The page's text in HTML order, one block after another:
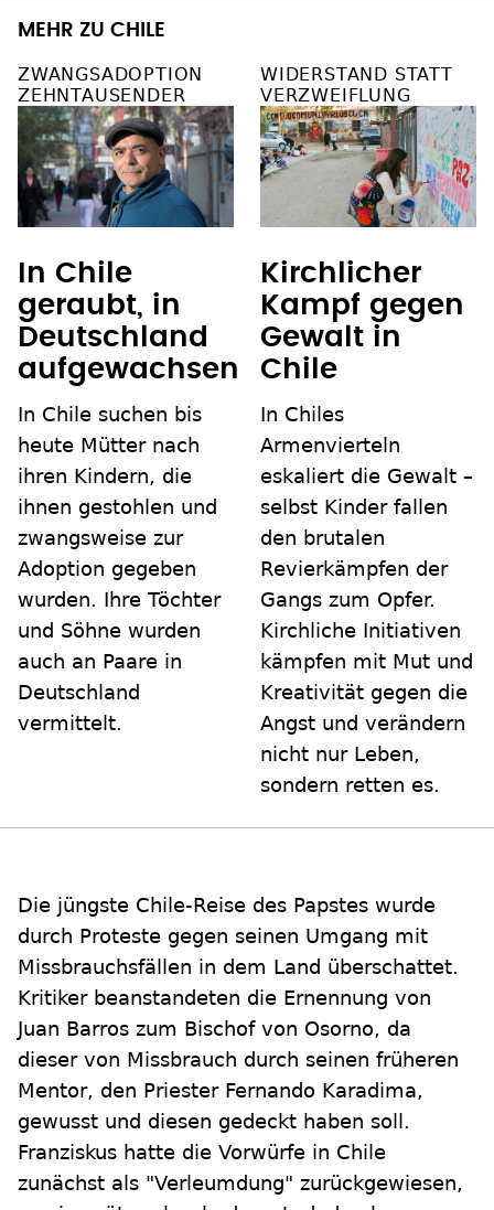
MEHR ZU CHILE
ZWANGSADOPTION
ZEHNTAUSENDER
In Chile
geraubt, in
Deutschland
aufgewachsen
In Chile suchen bis
heute Mütter nach
ihren Kindern, die
ihnen gestohlen und
zwangsweise zur
Adoption gegeben
wurden. Ihre Töchter
und Söhne wurden
auch an Paare in
Deutschland
vermittelt.
WIDERSTAND STATT
VERZWEIFLUNG
Kirchlicher
Kampf gegen
Gewalt in
Chile
In Chiles
Armenvierteln
eskaliert die Gewalt –
selbst Kinder fallen
den brutalen
Revierkämpfen der
Gangs zum Opfer.
Kirchliche Initiativen
kämpfen mit Mut und
Kreativität gegen die
Angst und verändern
nicht nur Leben,
sondern retten es.
Die jüngste Chile-Reise des Papstes wurde
durch Proteste gegen seinen Umgang mit
Missbrauchsfällen in dem Land überschattet.
Kritiker beanstandeten die Ernennung von
Juan Barros zum Bischof von Osorno, da
dieser von Missbrauch durch seinen früheren
Mentor, den Priester Fernando Karadima,
gewusst und diesen gedeckt haben soll.
Franziskus hatte die Vorwürfe in Chile
zunächst als "Verleumdung" zurückgewiesen,